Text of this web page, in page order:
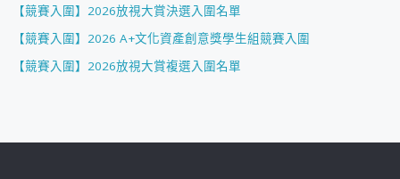
【競賽入圍】2026放視大賞決選入圍名單
【競賽入圍】2026 A+文化資產創意獎學生組競賽入圍
【競賽入圍】2026放視大賞複選入圍名單